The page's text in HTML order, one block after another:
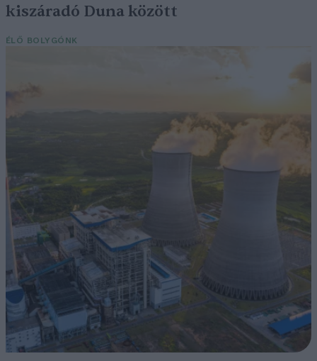
kiszáradó Duna között
ÉLŐ BOLYGÓNK